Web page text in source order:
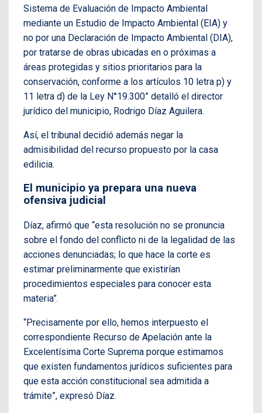
Sistema de Evaluación de Impacto Ambiental
mediante un Estudio de Impacto Ambiental (EIA) y
no por una Declaración de Impacto Ambiental (DIA),
por tratarse de obras ubicadas en o próximas a
áreas protegidas y sitios prioritarios para la
conservación, conforme a los artículos 10 letra p) y
11 letra d) de la Ley N°19.300” detalló el director
jurídico del municipio, Rodrigo Díaz Aguilera.
Así, el tribunal decidió además negar la
admisibilidad del recurso propuesto por la casa
edilicia.
El municipio ya prepara una nueva
ofensiva judicial
Díaz, afirmó que “esta resolución no se pronuncia
sobre el fondo del conflicto ni de la legalidad de las
acciones denunciadas; lo que hace la corte es
estimar preliminarmente que existirían
procedimientos especiales para conocer esta
materia”.
“Precisamente por ello, hemos interpuesto el
correspondiente Recurso de Apelación ante la
Excelentísima Corte Suprema porque estimamos
que existen fundamentos jurídicos suficientes para
que esta acción constitucional sea admitida a
trámite”, expresó Díaz.